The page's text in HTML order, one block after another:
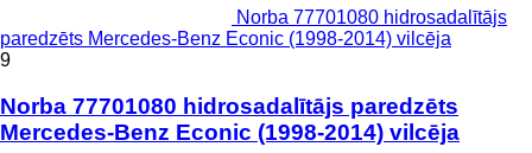
Norba 77701080 hidrosadalītājs
paredzēts Mercedes-Benz Econic (1998-2014) vilcēja
9
Norba 77701080 hidrosadalītājs paredzēts
Mercedes-Benz Econic (1998-2014) vilcēja